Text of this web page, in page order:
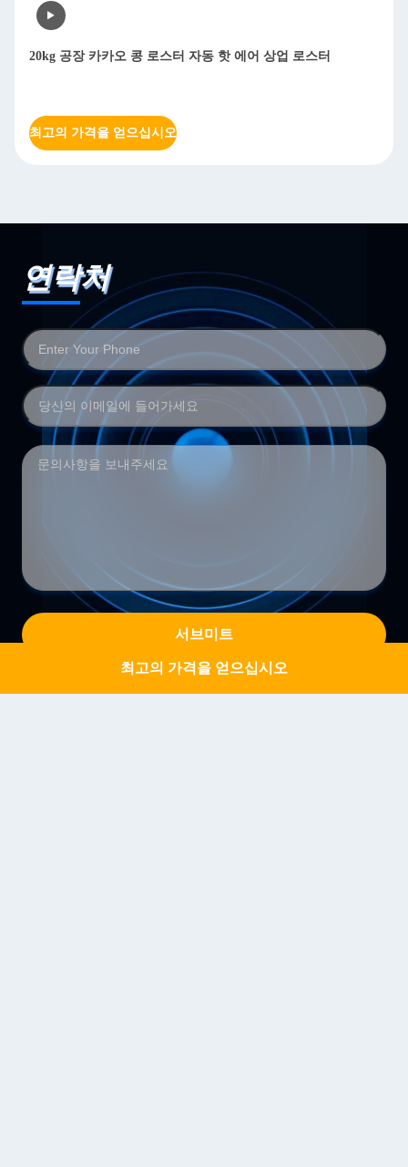
최고의 가격을 얻으십시오
20kg 공장 카카오 콩 로스터 자동 핫 에어 상업 로스터
최고의 가격을 얻으십시오
연락처
서브미트
Get a Quote